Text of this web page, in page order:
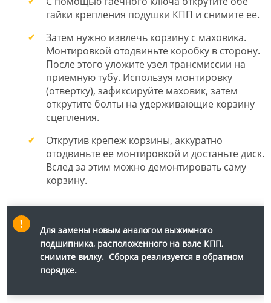
гайки крепления подушки КПП и снимите ее.
Затем нужно извлечь корзину с маховика.
Монтировкой отодвиньте коробку в сторону.
После этого уложите узел трансмиссии на
приемную тубу. Используя монтировку
(отвертку), зафиксируйте маховик, затем
открутите болты на удерживающие корзину
сцепления.
Открутив крепеж корзины, аккуратно
отодвиньте ее монтировкой и достаньте диск.
Вслед за этим можно демонтировать саму
корзину.
Для замены новым аналогом выжимного
подшипника, расположенного на вале КПП,
снимите вилку. Сборка реализуется в обратном
порядке.